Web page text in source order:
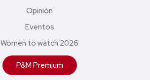
Opinión
Eventos
Women to watch 2026
P&M Premium